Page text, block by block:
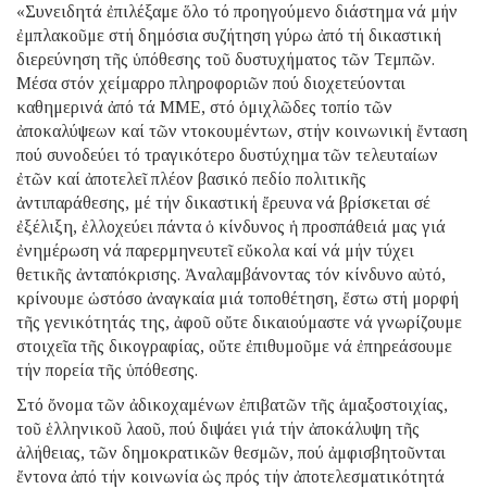
«Συνειδητά ἐπιλέξαμε ὅλο τό προηγούμενο διάστημα νά μήν
ἐμπλακοῦμε στή δημόσια συζήτηση γύρω ἀπό τή δικαστική
διερεύνηση τῆς ὑπόθεσης τοῦ δυστυχήματος τῶν Τεμπῶν.
Μέσα στόν χείμαρρο πληροφοριῶν πού διοχετεύονται
καθημερινά ἀπό τά ΜΜΕ, στό ὁμιχλῶδες τοπίο τῶν
ἀποκαλύψεων καί τῶν ντοκουμέντων, στήν κοινωνική ἔνταση
πού συνοδεύει τό τραγικότερο δυστύχημα τῶν τελευταίων
ἐτῶν καί ἀποτελεῖ πλέον βασικό πεδίο πολιτικῆς
ἀντιπαράθεσης, μέ τήν δικαστική ἔρευνα νά βρίσκεται σέ
ἐξέλιξη, ἐλλοχεύει πάντα ὁ κίνδυνος ἡ προσπάθειά μας γιά
ἐνημέρωση νά παρερμηνευτεῖ εὔκολα καί νά μήν τύχει
θετικῆς ἀνταπόκρισης. Ἀναλαμβάνοντας τόν κίνδυνο αὐτό,
κρίνουμε ὡστόσο ἀναγκαία μιά τοποθέτηση, ἔστω στή μορφή
τῆς γενικότητάς της, ἀφοῦ οὔτε δικαιούμαστε νά γνωρίζουμε
στοιχεῖα τῆς δικογραφίας, οὔτε ἐπιθυμοῦμε νά ἐπηρεάσουμε
τήν πορεία τῆς ὑπόθεσης.
Στό ὄνομα τῶν ἀδικοχαμένων ἐπιβατῶν τῆς ἁμαξοστοιχίας,
τοῦ ἑλληνικοῦ λαοῦ, πού διψάει γιά τήν ἀποκάλυψη τῆς
ἀλήθειας, τῶν δημοκρατικῶν θεσμῶν, πού ἀμφισβητοῦνται
ἔντονα ἀπό τήν κοινωνία ὡς πρός τήν ἀποτελεσματικότητά